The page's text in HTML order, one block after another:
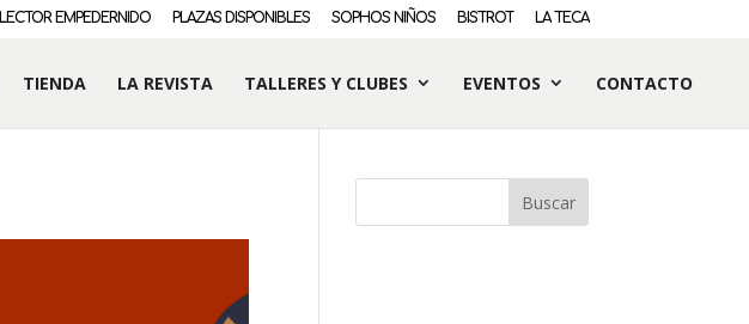
LECTOR EMPEDERNIDO PLAZAS DISPONIBLES SOPHOS NIÑOS BISTROT LA TECA
TIENDA LA REVISTA TALLERES Y CLUBES EVENTOS CONTACTO